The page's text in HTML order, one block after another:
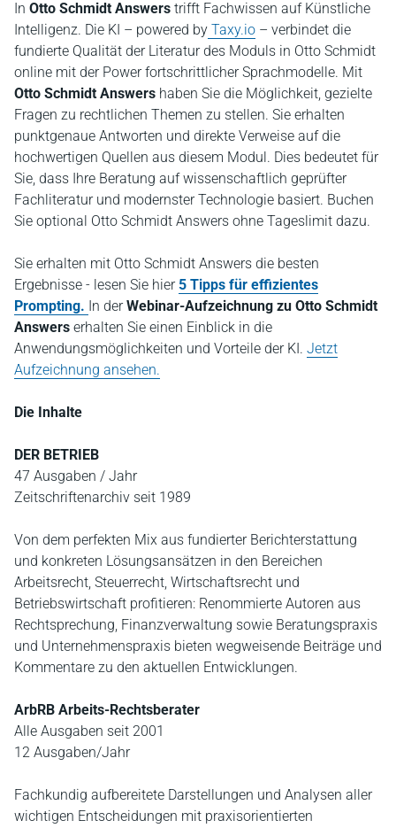
In Otto Schmidt Answers trifft Fachwissen auf Künstliche
Intelligenz. Die KI – powered by Taxy.io – verbindet die
fundierte Qualität der Literatur des Moduls in Otto Schmidt
online mit der Power fortschrittlicher Sprachmodelle. Mit
Otto Schmidt Answers haben Sie die Möglichkeit, gezielte
Fragen zu rechtlichen Themen zu stellen. Sie erhalten
punktgenaue Antworten und direkte Verweise auf die
hochwertigen Quellen aus diesem Modul. Dies bedeutet für
Sie, dass Ihre Beratung auf wissenschaftlich geprüfter
Fachliteratur und modernster Technologie basiert. Buchen
Sie optional Otto Schmidt Answers ohne Tageslimit dazu.
Sie erhalten mit Otto Schmidt Answers die besten
Ergebnisse - lesen Sie hier 5 Tipps für effizientes
Prompting. In derWebinar-Aufzeichnung zu Otto Schmidt
Answers erhalten Sie einen Einblick in die
Anwendungsmöglichkeiten und Vorteile der KI. Jetzt
Aufzeichnung ansehen.
Die Inhalte
DER BETRIEB
47 Ausgaben / Jahr
Zeitschriftenarchiv seit 1989
Von dem perfekten Mix aus fundierter Berichterstattung
und konkreten Lösungsansätzen in den Bereichen
Arbeitsrecht, Steuerrecht, Wirtschaftsrecht und
Betriebswirtschaft profitieren: Renommierte Autoren aus
Rechtsprechung, Finanzverwaltung sowie Beratungspraxis
und Unternehmenspraxis bieten wegweisende Beiträge und
Kommentare zu den aktuellen Entwicklungen.
ArbRB Arbeits-Rechtsberater
Alle Ausgaben seit 2001
12 Ausgaben/Jahr
Fachkundig aufbereitete Darstellungen und Analysen aller
wichtigen Entscheidungen mit praxisorientierten